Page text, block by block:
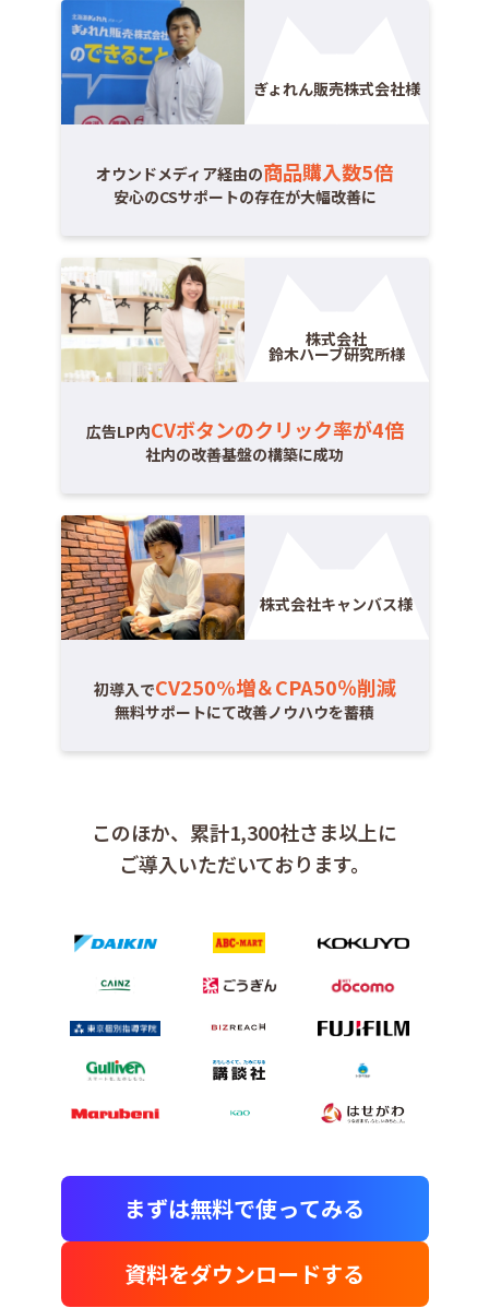
オウンドメディア経由の商品購入数5倍
安心のCSサポートの存在が大幅改善に
ぎょれん販売株式会社様
広告LP内CVボタンのクリック率が4倍
社内の改善基盤の構築に成功
株式会社
鈴木ハーブ研究所様
初導入でCV250%増＆CPA50％削減
無料サポートにて改善ノウハウを蓄積
株式会社キャンバス様
このほか、累計1,300社さま以上に
ご導入いただいております。
まずは無料で使ってみる
資料をダウンロードする